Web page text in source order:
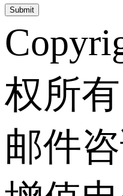
权所有
邮件咨